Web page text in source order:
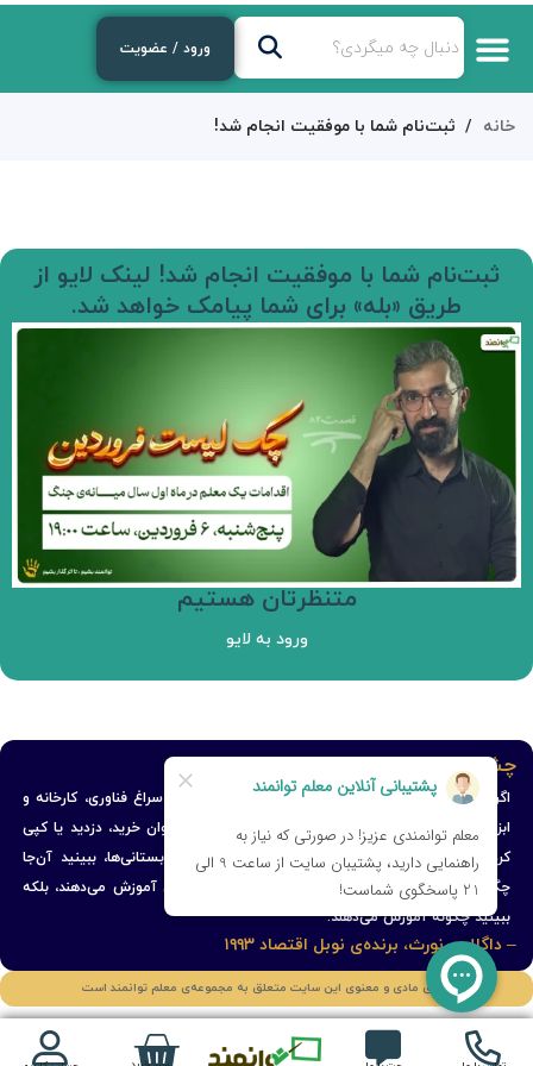
ورود / عضویت
خانه ثبت‌نام شما با موفقیت انجام شد!
ثبت‌نام شما با موفقیت انجام شد! لینک لایو از
طریق «بله» برای شما پیامک خواهد شد.
متنظرتان هستیم
ورود به لایو
چشم‌انداز ما
اگر می‌خواهید بدانید کشوری توسعه می‌یابد یا نه، اصلاً سراغ فناوری، کارخانه و
ابزاری که استفاده می‌کند نروید؛ این‌ها را به راحتی می‌توان خرید، دزدید یا کپی
کرد… برای دیدن توسعه، بروید در دبستان‌ها و پیش‌دبستانی‌ها، ببینید آن‌جا
چگونه بچه‌ها را آموزش می‌دهند. مهم نیست چه چیزی آموزش می‌دهند، بلکه
ببینید چگونه آموزش می‌دهند.
– داگلاس نورث، برنده‌ی نوبل اقتصاد ۱۹۹۳
حقوق مادی و معنوی این سایت متعلق به مجموعه‌ی معلم توانمند است